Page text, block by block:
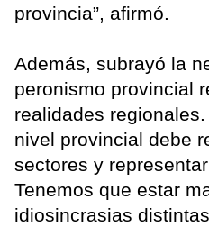
provincia”, afirmó.
Además, subrayó la
peronismo provincial
realidades
nivel provincial debe
sectores y
Tenemos que estar
idiosincrasias